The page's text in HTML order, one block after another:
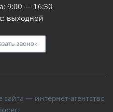
9:00 — 16:30
выходной
звонок
— интернет-агентство